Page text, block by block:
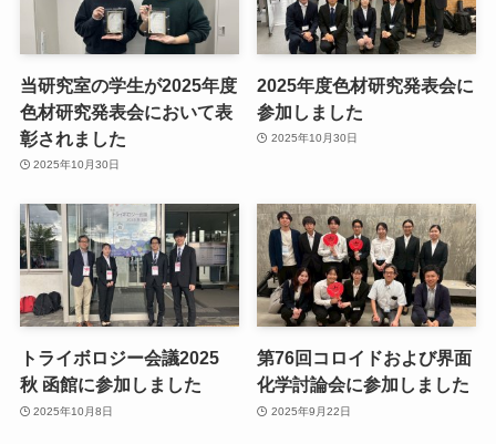
当研究室の学生が2025年度
色材研究発表会において表
彰されました
2025年10月30日
2025年度色材研究発表会に
参加しました
2025年10月30日
トライボロジー会議2025
秋 函館に参加しました
2025年10月8日
第76回コロイドおよび界面
化学討論会に参加しました
2025年9月22日